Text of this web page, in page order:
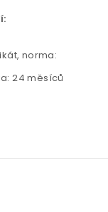
norma:
24 měsíců